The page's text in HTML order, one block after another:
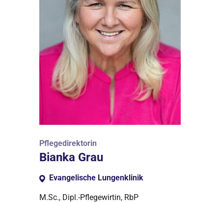
Pflegedirektorin
Bianka Grau
Evangelische Lungenklinik
M.Sc., Dipl.-Pflegewirtin, RbP